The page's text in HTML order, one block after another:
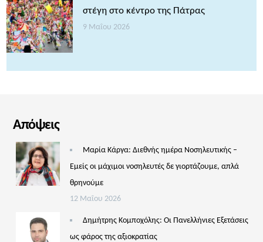
στέγη στο κέντρο της Πάτρας
9 Μαΐου 2026
Απόψεις
Μαρία Κάργα: Διεθνής ημέρα Νοσηλευτικής –
Εμείς οι μάχιμοι νοσηλευτές δε γιορτάζουμε, απλά
θρηνούμε
12 Μαΐου 2026
Δημήτρης Κομποχόλης: Οι Πανελλήνιες Εξετάσεις
ως φάρος της αξιοκρατίας